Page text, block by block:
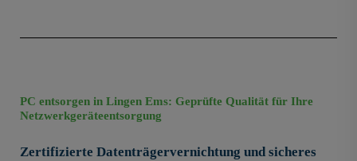
PC entsorgen in Lingen Ems: Geprüfte Qualität für Ihre
Netzwerkgeräteentsorgung
Zertifizierte Datenträgervernichtung und sicheres